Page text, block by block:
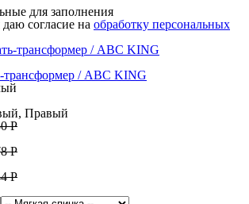
для заполнения
согласие на обработку персональных
/ ABC KING
Правый
Р
Р
Р